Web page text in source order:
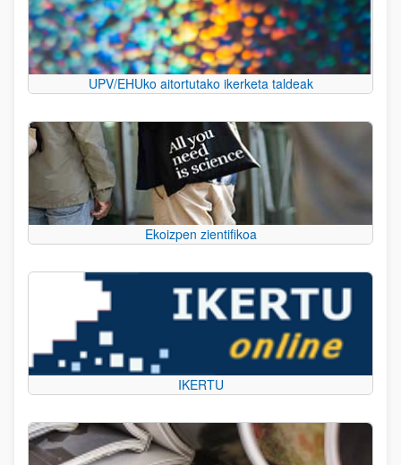
UPV/EHUko aitortutako ikerketa taldeak
Ekoizpen zientifikoa
IKERTU